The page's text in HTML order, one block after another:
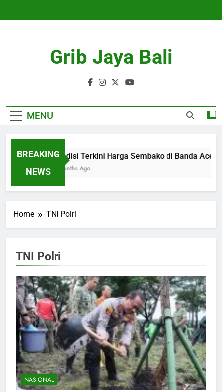
Grib Jaya Bali
MENU
BREAKING
NEWS
Kondisi Terkini Harga Sembako di Banda Aceh
4 Months Ago
Home TNI Polri
TNI Polri
NASIONAL